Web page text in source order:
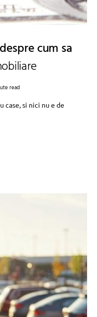
cum sa
read
case, si nici nu e de